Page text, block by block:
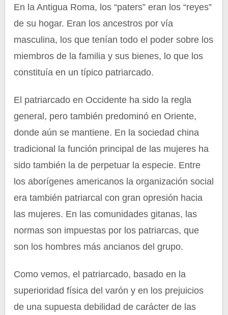
En la Antigua Roma, los “paters” eran los “reyes”
de su hogar. Eran los ancestros por vía
masculina, los que tenían todo el poder sobre los
miembros de la familia y sus bienes, lo que los
constituía en un típico patriarcado.
El patriarcado en Occidente ha sido la regla
general, pero también predominó en Oriente,
donde aún se mantiene. En la sociedad china
tradicional la función principal de las mujeres ha
sido también la de perpetuar la especie. Entre
los aborígenes americanos la organización social
era también patriarcal con gran opresión hacia
las mujeres. En las comunidades gitanas, las
normas son impuestas por los patriarcas, que
son los hombres más ancianos del grupo.
Como vemos, el patriarcado, basado en la
superioridad física del varón y en los prejuicios
de una supuesta debilidad de carácter de las